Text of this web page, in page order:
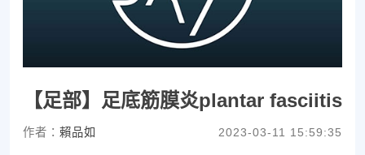
【足部】足底筋膜炎plantar fasciitis
作者： 賴品如 2023-03-11 15:59:35